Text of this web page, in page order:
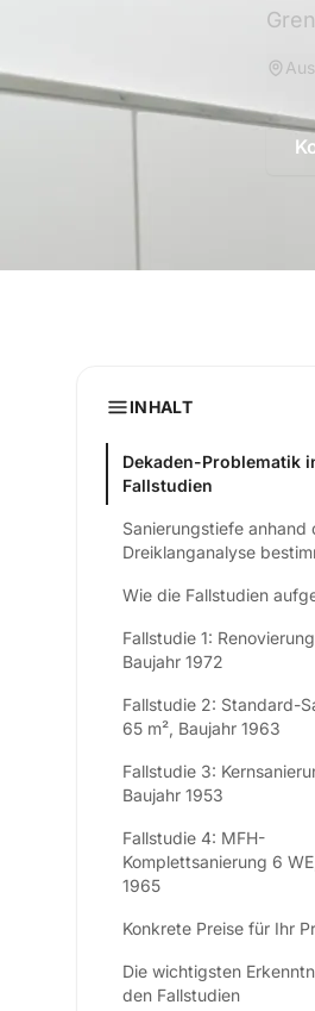
INHALT
Dekaden-Problematik
Fallstudien
Sanierungstiefe anhand
Dreiklanganalyse
Wie die Fallstudien
Fallstudie 1:
Baujahr 1972
Fallstudie 2: Standard-
65 m², Baujahr 1963
Fallstudie 3:
Baujahr 1953
Fallstudie 4: MFH-
Komplettsanierung 6
1965
Konkrete Preise für Ihr
Die wichtigsten
den Fallstudien